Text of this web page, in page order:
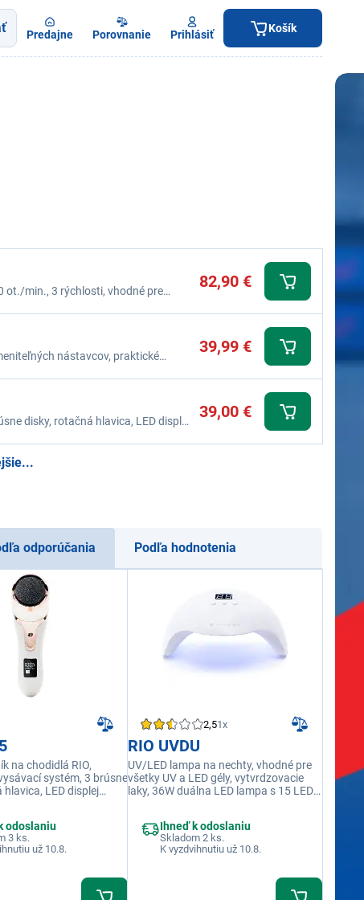
Predajne Porovnanie Prihlásiť Košík
ot./min., 3 rýchlosti, vhodné pre
82,90 €
nástavcov, praktické
39,99 €
disky, rotačná hlavica, LED displej
kožu
39,00 €
odporúčania Podľa hodnotenia
na chodidlá RIO,
systém, 3 brúsne
hlavica, LED displej
IPX6, umývateľný pod
odnímateľný zásobník
kožu
odoslaniu
3 ks.
už 10.8.
2,51x
RIO UVDU
UV/LED lampa na nechty, vhodné pre
všetky UV a LED gély, vytvrdzovacie
laky, 36W duálna LED lampa s 15 LED
Ihneď k odoslaniu
Skladom 2 ks.
K vyzdvihnutiu už 10.8.